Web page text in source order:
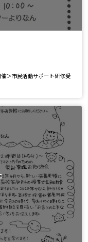
＞市民活動サポート研修受